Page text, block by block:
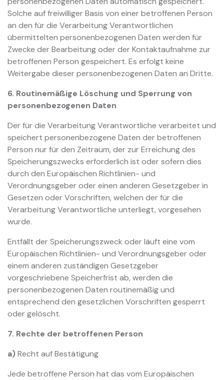
Solche auf freiwilliger Basis von einer betroffenen Person
an den für die Verarbeitung Verantwortlichen
übermittelten personenbezogenen Daten werden für
Zwecke der Bearbeitung oder der Kontaktaufnahme zur
betroffenen Person gespeichert. Es erfolgt keine
Weitergabe dieser personenbezogenen Daten an Dritte.
6. Routinemäßige Löschung und Sperrung von
personenbezogenen Daten
Der für die Verarbeitung Verantwortliche verarbeitet und
speichert personenbezogene Daten der betroffenen
Person nur für den Zeitraum, der zur Erreichung des
Speicherungszwecks erforderlich ist oder sofern dies
durch den Europäischen Richtlinien- und
Verordnungsgeber oder einen anderen Gesetzgeber in
Gesetzen oder Vorschriften, welchen der für die
Verarbeitung Verantwortliche unterliegt, vorgesehen
wurde.
Entfällt der Speicherungszweck oder läuft eine vom
Europäischen Richtlinien- und Verordnungsgeber oder
einem anderen zuständigen Gesetzgeber
vorgeschriebene Speicherfrist ab, werden die
personenbezogenen Daten routinemäßig und
entsprechend den gesetzlichen Vorschriften gesperrt
oder gelöscht.
7. Rechte der betroffenen Person
a)Recht auf Bestätigung
Jede betroffene Person hat das vom Europäischen